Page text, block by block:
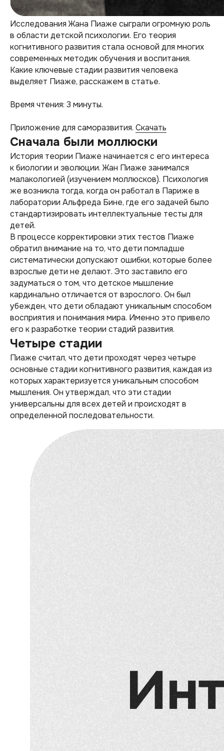
Исследования Жана Пиаже сыграли огромную роль
в области детской психологии. Его теория
когнитивного развития стала основой для многих
современных методик обучения и воспитания.
Какие ключевые стадии развития человека
выделяет Пиаже, расскажем в статье.
Время чтения: 3 минуты.
Приложение для саморазвития. Скачать
Сначала были моллюски
История теории Пиаже начинается с его интереса
к биологии и эволюции. Жан Пиаже занимался
малакологией (изучением моллюсков). Психология
же возникла тогда, когда он работал в Париже в
лаборатории Альфреда Бине, где его задачей было
стандартизировать интеллектуальные тесты для
детей.
В процессе корректировки этих тестов Пиаже
обратил внимание на то, что дети помладше
систематически допускают ошибки, которые более
взрослые дети не делают. Это заставило его
задуматься о том, что детское мышление
кардинально отличается от взрослого. Он был
убежден, что дети обладают уникальным способом
восприятия и понимания мира. Именно это привело
его к разработке теории стадий развития.
Четыре стадии
Пиаже считал, что дети проходят через четыре
основные стадии когнитивного развития, каждая из
которых характеризуется уникальным способом
мышления. Он утверждал, что эти стадии
универсальны для всех детей и происходят в
определенной последовательности.